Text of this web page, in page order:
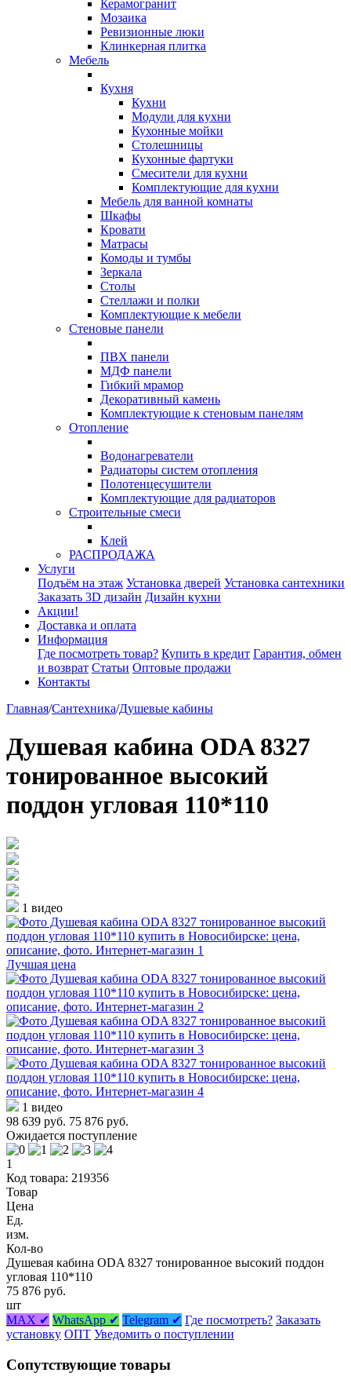
Керамогранит
Мозаика
Ревизионные люки
Клинкерная плитка
Мебель
Кухня
Кухни
Модули для кухни
Кухонные мойки
Столешницы
Кухонные фартуки
Смесители для кухни
Комплектующие для кухни
Мебель для ванной комнаты
Шкафы
Кровати
Матрасы
Комоды и тумбы
Зеркала
Столы
Стеллажи и полки
Комплектующие к мебели
Стеновые панели
ПВХ панели
МДФ панели
Гибкий мрамор
Декоративный камень
Комплектующие к стеновым панелям
Отопление
Водонагреватели
Радиаторы систем отопления
Полотенцесушители
Комплектующие для радиаторов
Строительные смеси
Клей
РАСПРОДАЖА
Услуги
Подъём на этаж Установка дверей Установка сантехники
Заказать 3D дизайн Дизайн кухни
Акции!
Доставка и оплата
Информация
Где посмотреть товар? Купить в кредит Гарантия, обмен
и возврат Статьи Оптовые продажи
Контакты
Главная/Сантехника/Душевые кабины
Душевая кабина ODA 8327
тонированное высокий
поддон угловая 110*110
1 видео
Лучшая цена
1 видео
98 639 руб. 75 876 руб.
Ожидается поступление
1
Код товара: 219356
Товар
Цена
Ед.
изм.
Кол-во
Душевая кабина ODA 8327 тонированное высокий поддон
угловая 110*110
75 876 руб.
шт
MAX ✔ WhatsApp ✔ Telegram ✔ Где посмотреть? Заказать
установку ОПТ Уведомить о поступлении
Сопутствующие товары